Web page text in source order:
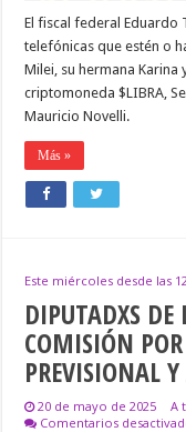
El fiscal federal
telefónicas que estén o
Milei, su hermana
criptomoneda $LIBRA,
Mauricio Novelli.
Más »
Este miércoles desde las
DIPUTADXS
COMISIÓN
PREVISIONAL
20 de mayo de 2025 A
Comentarios